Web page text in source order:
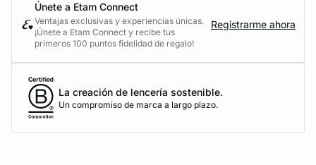
Únete a Etam Connect
Ventajas exclusivas y experiencias únicas.
¡Únete a Etam Connect y recibe tus
primeros 100 puntos fidelidad de regalo!
Registrarme ahora
La creación de lencería sostenible.
Un compromiso de marca a largo plazo.